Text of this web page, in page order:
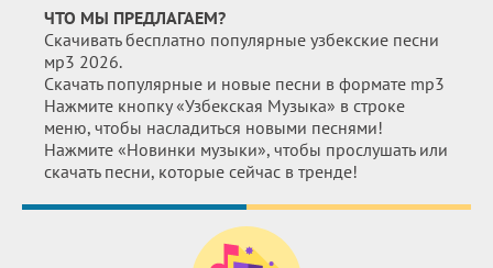
ЧТО МЫ ПРЕДЛАГАЕМ?
Скачивать бесплатно популярные узбекские песни
мр3 2026.
Скачать популярные и новые песни в формате mp3
Нажмите кнопку «Узбекская Музыка» в строке
меню, чтобы насладиться новыми песнями!
Нажмите «Новинки музыки», чтобы прослушать или
скачать песни, которые сейчас в тренде!